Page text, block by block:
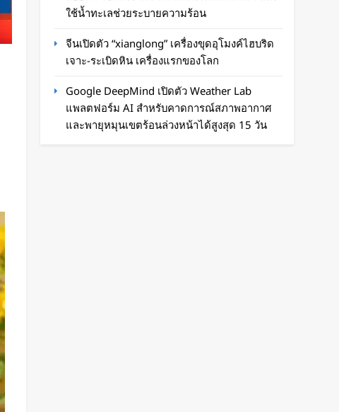
ใช้น้ำทะเลช่วยระบายความร้อน
จีนเปิดตัว “xianglong” เครื่องขุดอุโมงค์ไฮบริด
เจาะ-ระเบิดหิน เครื่องแรกของโลก
Google DeepMind เปิดตัว Weather Lab
แพลตฟอร์ม AI สำหรับคาดการณ์สภาพอากาศ
และพายุหมุนเขตร้อนล่วงหน้าได้สูงสุด 15 วัน